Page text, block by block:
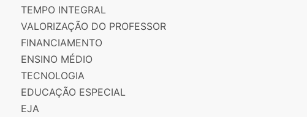
TEMPO INTEGRAL
VALORIZAÇÃO DO PROFESSOR
FINANCIAMENTO
ENSINO MÉDIO
TECNOLOGIA
EDUCAÇÃO ESPECIAL
EJA